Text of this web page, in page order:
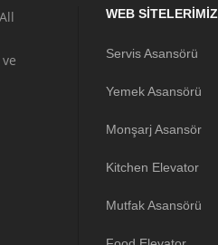
WEB SİTELERİMİZ
Servis Asansörü
Yemek Asansörü
Monşarj Asansör
Kitchen Elevator
Mutfak Asansörü